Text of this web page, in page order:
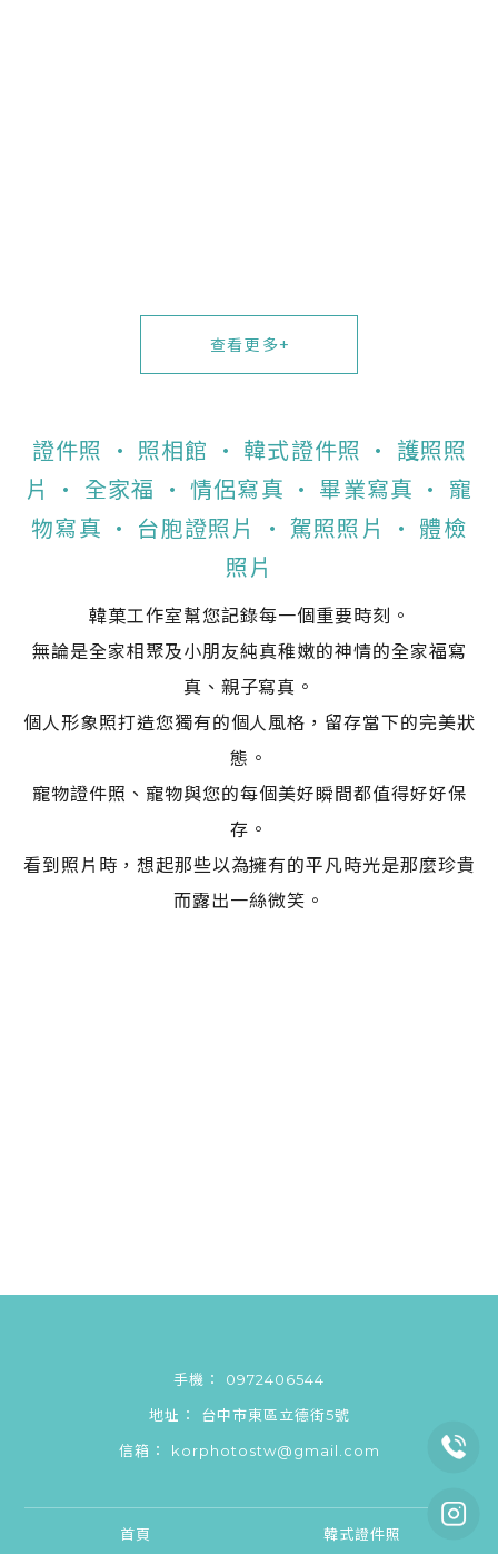
查看更多+
證件照 · 照相館 · 韓式證件照 · 護照照
片 · 全家福 · 情侶寫真 · 畢業寫真 · 寵
物寫真 · 台胞證照片 · 駕照照片 · 體檢
照片
韓菓工作室幫您記錄每一個重要時刻。
無論是全家相聚及小朋友純真稚嫩的神情的全家福寫
真、親子寫真。
個人形象照打造您獨有的個人風格，留存當下的完美狀
態。
寵物證件照、寵物與您的每個美好瞬間都值得好好保
存。
看到照片時，想起那些以為擁有的平凡時光是那麼珍貴
而露出一絲微笑。
0972406544
korphotostw@gmail.com
台中市東區立德街5號
首頁 韓式證件照